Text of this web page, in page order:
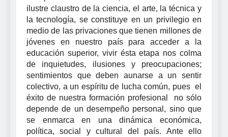
ilustre claustro de la ciencia, el arte, la técnica y
la tecnología, se constituye en un privilegio en
medio de las privaciones que tienen millones de
jóvenes en nuestro país para acceder a la
educación superior, vivir ésta etapa nos colma
de inquietudes, ilusiones y preocupaciones;
sentimientos que deben aunarse a un sentir
colectivo, a un espíritu de lucha común, pues el
éxito de nuestra formación profesional no sólo
depende de un desempeño personal, sino que
se enmarca en una dinámica económica,
política, social y cultural del país. Ante ello